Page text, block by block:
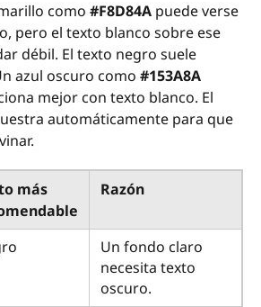
como #F8D84A puede verse
pero el texto blanco sobre ese
débil. El texto negro suele
azul oscuro como #153A8A
mejor con texto blanco. El
automáticamente para que
más
Razón
Un fondo claro
necesita texto
oscuro.